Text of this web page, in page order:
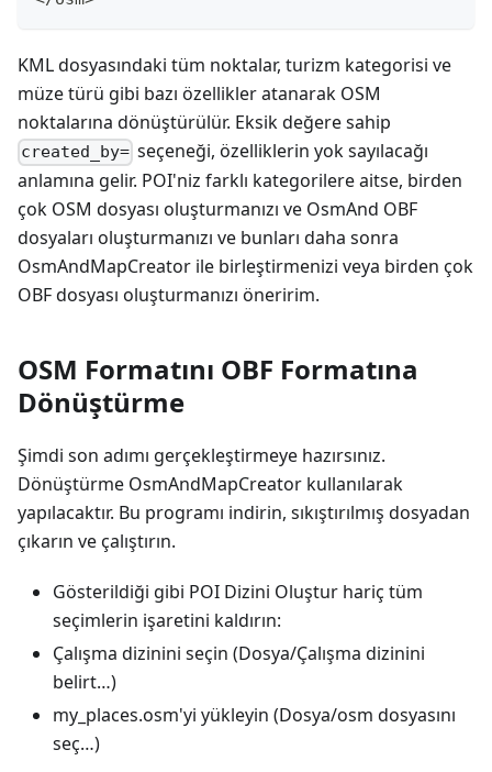
KML dosyasındaki tüm noktalar, turizm kategorisi ve
müze türü gibi bazı özellikler atanarak OSM
noktalarına dönüştürülür. Eksik değere sahip
created_by= seçeneği, özelliklerin yok sayılacağı
anlamına gelir. POI'niz farklı kategorilere aitse, birden
çok OSM dosyası oluşturmanızı ve OsmAnd OBF
dosyaları oluşturmanızı ve bunları daha sonra
OsmAndMapCreator ile birleştirmenizi veya birden çok
OBF dosyası oluşturmanızı öneririm.
OSM Formatını OBF Formatına
Dönüştürme
Şimdi son adımı gerçekleştirmeye hazırsınız.
Dönüştürme OsmAndMapCreator kullanılarak
yapılacaktır. Bu programı indirin, sıkıştırılmış dosyadan
çıkarın ve çalıştırın.
Gösterildiği gibi POI Dizini Oluştur hariç tüm
seçimlerin işaretini kaldırın:
Çalışma dizinini seçin (Dosya/Çalışma dizinini
belirt…)
my_places.osm'yi yükleyin (Dosya/osm dosyasını
seç…)